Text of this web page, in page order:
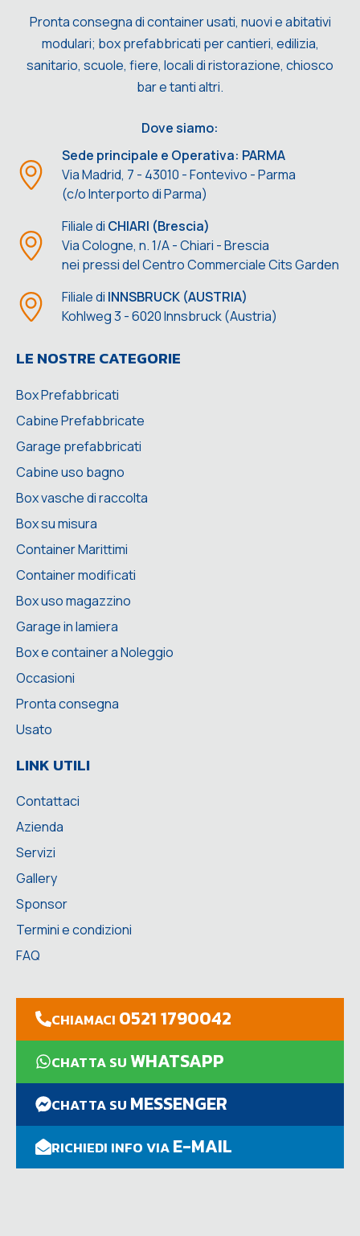
Pronta consegna di container usati, nuovi e abitativi
modulari; box prefabbricati per cantieri, edilizia,
sanitario, scuole, fiere, locali di ristorazione, chiosco
bar e tanti altri.
Dove siamo:
Sede principale e Operativa: PARMA
Via Madrid, 7 - 43010 - Fontevivo - Parma
(c/o Interporto di Parma)
Filiale di CHIARI (Brescia)
Via Cologne, n. 1/A - Chiari - Brescia
nei pressi del Centro Commerciale Cits Garden
Filiale di INNSBRUCK (AUSTRIA)
Kohlweg 3 - 6020 Innsbruck (Austria)
LE NOSTRE CATEGORIE
Box Prefabbricati
Cabine Prefabbricate
Garage prefabbricati
Cabine uso bagno
Box vasche di raccolta
Box su misura
Container Marittimi
Container modificati
Box uso magazzino
Garage in lamiera
Box e container a Noleggio
Occasioni
Pronta consegna
Usato
LINK UTILI
Contattaci
Azienda
Servizi
Gallery
Sponsor
Termini e condizioni
FAQ
CHIAMACI 0521 1790042
CHATTA SUWHATSAPP
CHATTA SU MESSENGER
RICHIEDI INFO VIAE-MAIL